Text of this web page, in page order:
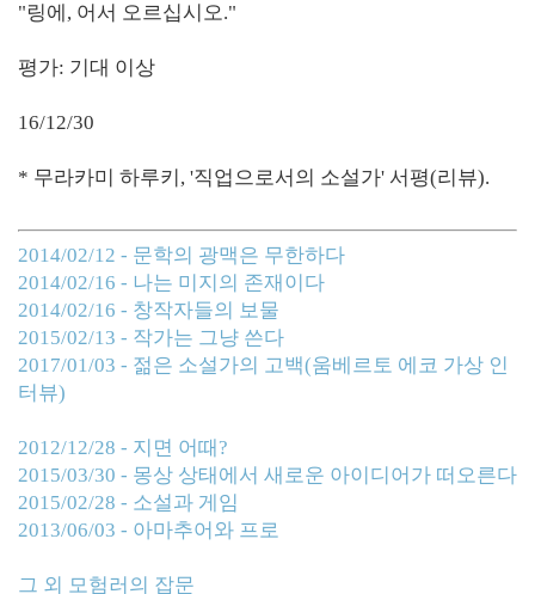
"링에, 어서 오르십시오."
평가: 기대 이상
16/12/30
* 무라카미 하루키, '직업으로서의 소설가' 서평(리뷰).
2014/02/12 - 문학의 광맥은 무한하다
2014/02/16 - 나는 미지의 존재이다
2014/02/16 - 창작자들의 보물
2015/02/13 - 작가는 그냥 쓴다
2017/01/03 - 젊은 소설가의 고백(움베르토 에코 가상 인
터뷰)
2012/12/28 - 지면 어때?
2015/03/30 - 몽상 상태에서 새로운 아이디어가 떠오른다
2015/02/28 - 소설과 게임
2013/06/03 - 아마추어와 프로
그 외 모험러의 잡문